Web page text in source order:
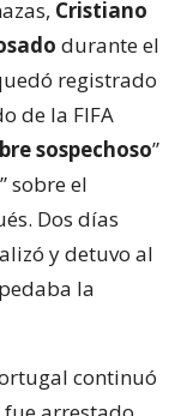
Cristiano
durante el
registrado
de la FIFA
sospechoso”
sobre el
Dos días
y detuvo al
la
continuó